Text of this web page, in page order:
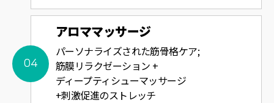
アロママッサージ
パーソナライズされた筋骨格ケア;
筋膜リラクゼーション +
ディープティシューマッサージ
+刺激促進のストレッチ